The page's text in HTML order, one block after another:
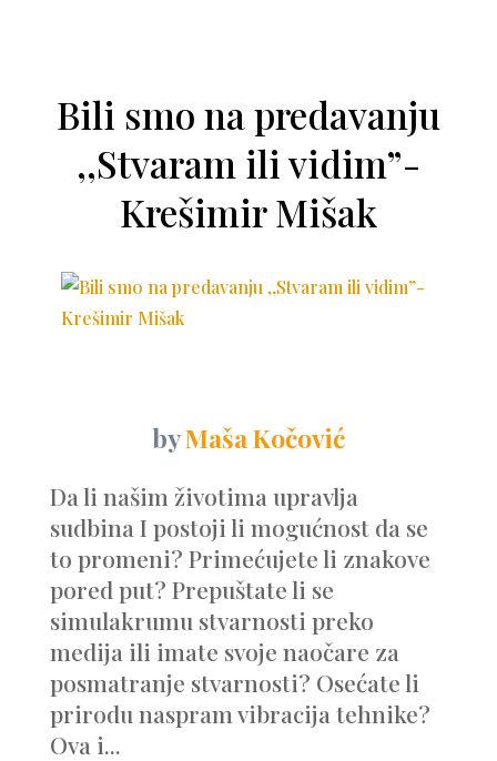
Bili smo na predavanju
,,Stvaram ili vidim”-
Krešimir Mišak
byMaša Kočović
Da li našim životima upravlja
sudbina I postoji li mogućnost da se
to promeni? Primećujete li znakove
pored put? Prepuštate li se
simulakrumu stvarnosti preko
medija ili imate svoje naočare za
posmatranje stvarnosti? Osećate li
prirodu naspram vibracija tehnike?
Ova i...